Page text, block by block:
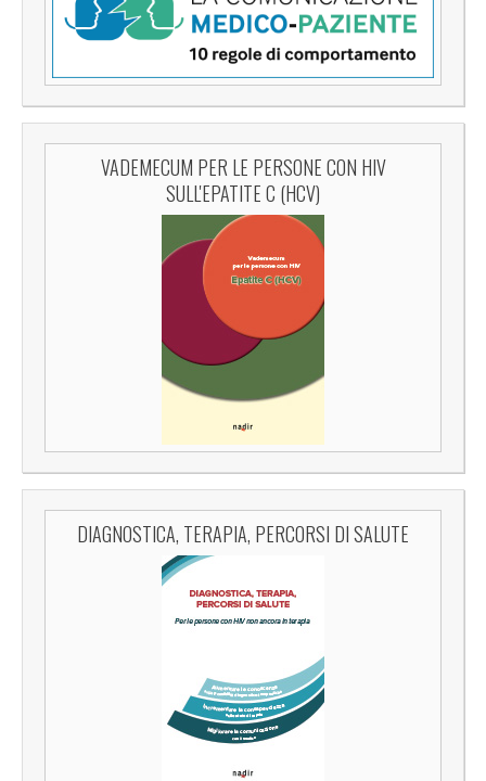
VADEMECUM PER LE PERSONE CON HIV
SULL'EPATITE C (HCV)
DIAGNOSTICA, TERAPIA, PERCORSI DI SALUTE